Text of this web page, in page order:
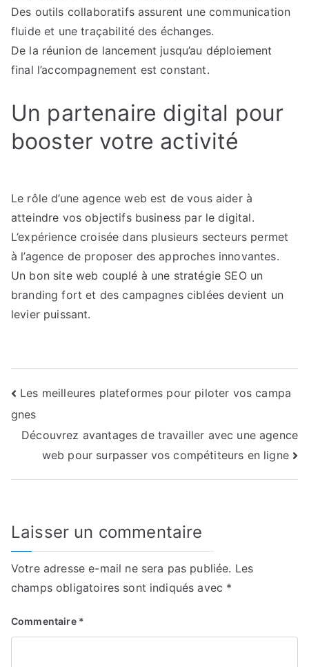
Des outils collaboratifs assurent une communication
fluide et une traçabilité des échanges.
De la réunion de lancement jusqu’au déploiement
final l’accompagnement est constant.
Un partenaire digital pour
booster votre activité
Le rôle d’une agence web est de vous aider à
atteindre vos objectifs business par le digital.
L’expérience croisée dans plusieurs secteurs permet
à l’agence de proposer des approches innovantes.
Un bon site web couplé à une stratégie SEO un
branding fort et des campagnes ciblées devient un
levier puissant.
Navigation
de
l’article
Les meilleures plateformes pour piloter vos campa
gnes
Découvrez avantages de travailler avec une agence
web pour surpasser vos compétiteurs en ligne
Laisser un commentaire
Votre adresse e-mail ne sera pas publiée. Les
champs obligatoires sont indiqués avec *
Commentaire *